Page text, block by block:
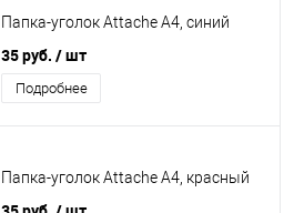
Папка-уголок Attache А4, синий
35 руб. / шт
Подробнее
Папка-уголок Attache А4, красный